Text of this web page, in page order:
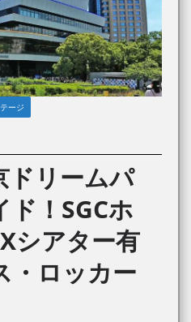
ージ
ドリームパ
ド！SGCホ
シアター有
・ロッカー